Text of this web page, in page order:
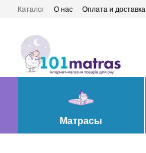
Перейти к основному контенту
Каталог О нас Оплата и доставка
Матрасы